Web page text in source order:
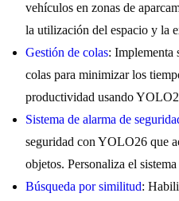
vehículos en zonas de
la utilización del espacio y la
Gestión de colas: Implementa
colas para minimizar los
productividad usando
Sistema de alarma de
seguridad con YOLO26 que
objetos. Personaliza el
Búsqueda por similitud: